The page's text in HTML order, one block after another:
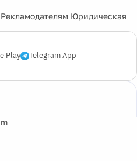
Рекламодателям Юридическая
Play Telegram App